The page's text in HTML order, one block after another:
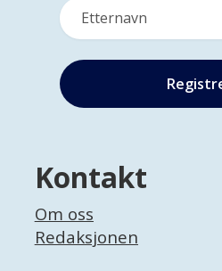
Kontakt
Om oss
Redaksjonen